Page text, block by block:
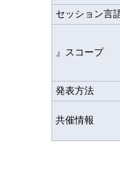
セッション言
』スコープ
発表方法
共催情報